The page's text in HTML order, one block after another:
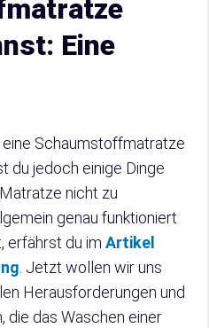
Eine
Schaumstoffmatratze
du jedoch einige Dinge
nicht zu
genau funktioniert
erfährst du im Artikel
. Jetzt wollen wir uns
Herausforderungen und
die das Waschen einer